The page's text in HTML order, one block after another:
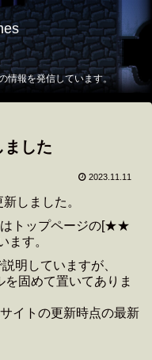
情報を発信しています。
ました
2023.11.11
しました。
はトップページの[★★
ます。
明していますが、
固めて置いてありま
イトの更新時点の最新